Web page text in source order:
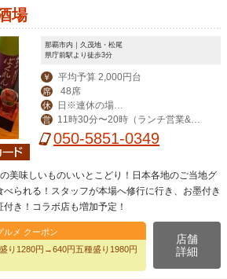
場
那覇市内｜久茂地・松尾
県庁前駅より徒歩3分
￥ 平均予算 2,000円台
席 48席
休
は翌日
営
11時30分〜20時（ランチ営業&昼
飲み対応）
050-5851-0349
美味しいものいいとこどり！日本各地のご当地グ
られる！スタッフが本場へ修行に行き、お墨付き
き！コラボ店も増加予定！
ルメ クーポン
り1280円→640円五種盛り1980円
店舗
詳細